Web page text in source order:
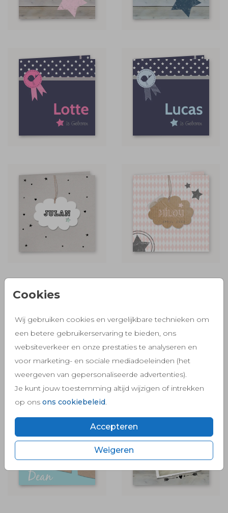
Cookies
Wij gebruiken cookies en vergelijkbare technieken om
een betere gebruikerservaring te bieden, ons
websiteverkeer en onze prestaties te analyseren en
voor marketing- en sociale mediadoeleinden (het
weergeven van gepersonaliseerde advertenties).
Je kunt jouw toestemming altijd wijzigen of intrekken
op ons ons cookiebeleid
Accepteren
Weigeren